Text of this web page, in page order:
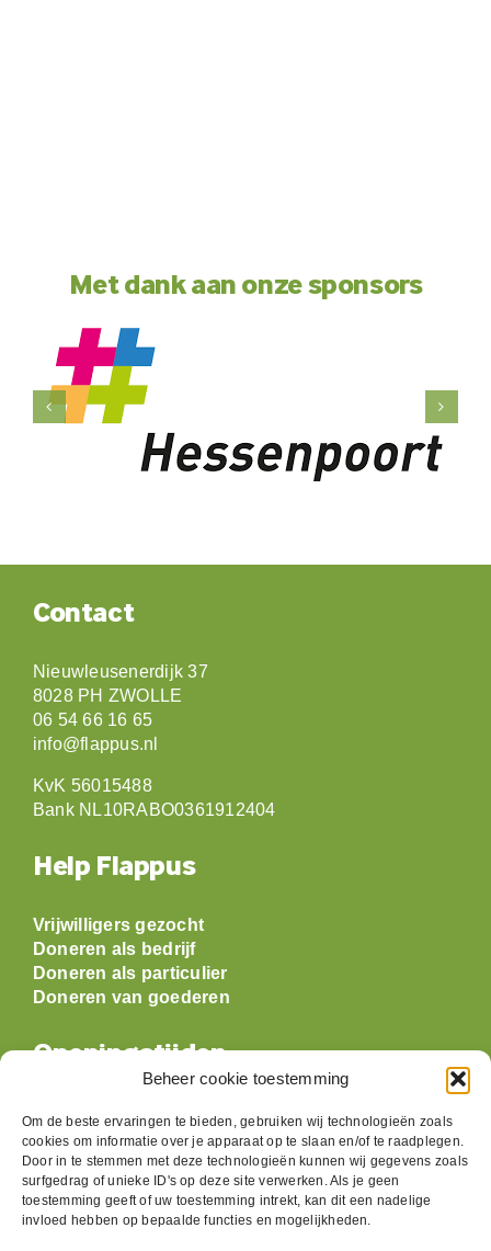
Beheer cookie toestemming
Om de beste ervaringen te bieden, gebruiken wij technologieën zoals
cookies om informatie over je apparaat op te slaan en/of te raadplegen.
Door in te stemmen met deze technologieën kunnen wij gegevens zoals
surfgedrag of unieke ID's op deze site verwerken. Als je geen
toestemming geeft of uw toestemming intrekt, kan dit een nadelige
invloed hebben op bepaalde functies en mogelijkheden.
Met dank aan onze sponsors
Contact
Nieuwleusenerdijk 37
8028 PH ZWOLLE
06 54 66 16 65
info@flappus.nl
KvK 56015488
Bank NL10RABO0361912404
Help Flappus
Vrijwilligers gezocht
Doneren als bedrijf
Doneren als particulier
Doneren van goederen
Openingstijden
Maandag: gesloten
Dinsdag:09:30 t/m 17:00
Woensdag:09:30 t/m 17:00
Donderdag:09:30 t/m 17:00
Vrijdag:09:30 t/m 17:00
09:30 t/m 17:00